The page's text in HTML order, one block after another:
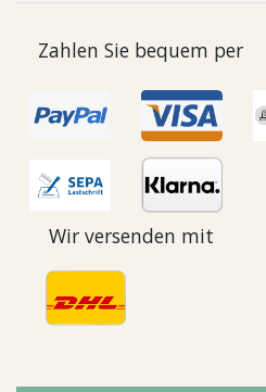
Zahlen Sie bequem per
Wir versenden mit